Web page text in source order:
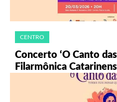
CENTRO
Concerto ‘O Canto
Filarmônica